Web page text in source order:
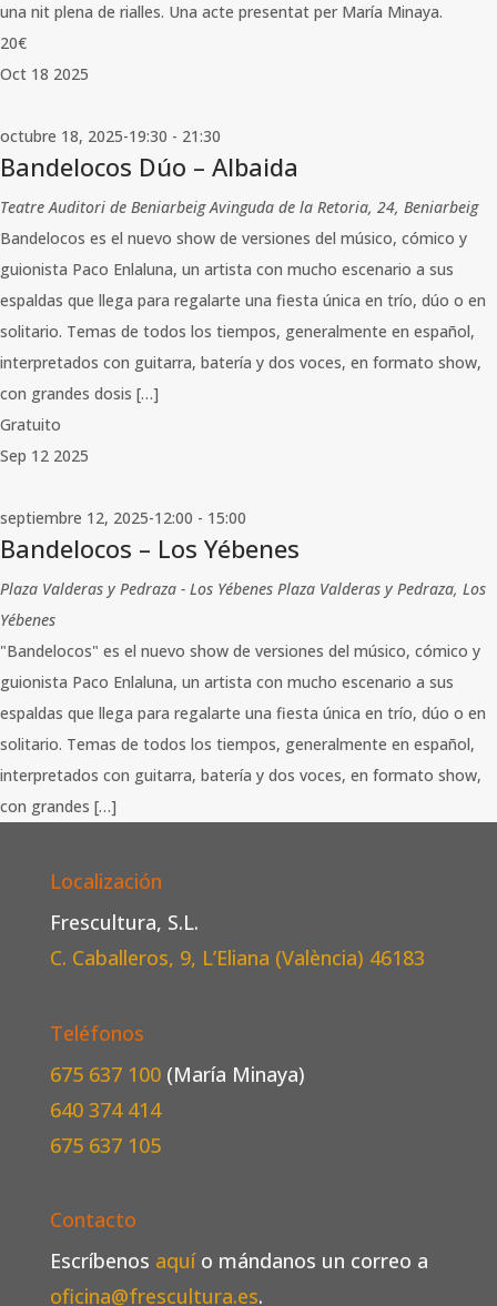
una nit plena de rialles. Una acte presentat per María Minaya.
20€
Oct 18 2025
octubre 18, 2025-19:30 - 21:30
Bandelocos Dúo – Albaida
Teatre Auditori de BeniarbeigAvinguda de la Retoria, 24, Beniarbeig
Bandelocos es el nuevo show de versiones del músico, cómico y
guionista Paco Enlaluna, un artista con mucho escenario a sus
espaldas que llega para regalarte una fiesta única en trío, dúo o en
solitario. Temas de todos los tiempos, generalmente en español,
interpretados con guitarra, batería y dos voces, en formato show,
con grandes dosis […]
Gratuito
Sep 12 2025
septiembre 12, 2025-12:00 - 15:00
Bandelocos – Los Yébenes
Plaza Valderas y Pedraza - Los Yébenes Plaza Valderas y Pedraza, Los
Yébenes
"Bandelocos" es el nuevo show de versiones del músico, cómico y
guionista Paco Enlaluna, un artista con mucho escenario a sus
espaldas que llega para regalarte una fiesta única en trío, dúo o en
solitario. Temas de todos los tiempos, generalmente en español,
interpretados con guitarra, batería y dos voces, en formato show,
con grandes […]
Localización
Frescultura, S.L.
C. Caballeros, 9, L’Eliana (València) 46183
Teléfonos
675 637 100 (María Minaya)
640 374 414
675 637 105
Contacto
Escríbenos aquío mándanos un correo a
oficina@frescultura.es.